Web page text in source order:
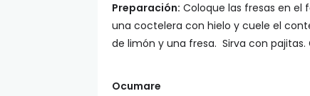
Preparación: Coloque las fresas en el
una coctelera con hielo y cuele el
de limón y una fresa. Sirva con
Ocumare